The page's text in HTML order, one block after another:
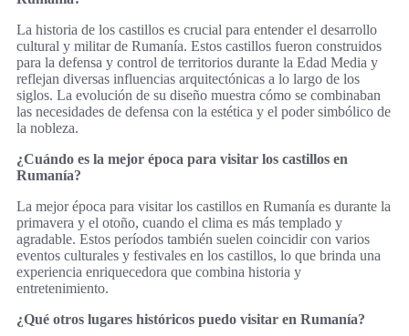
La historia de los castillos es crucial para entender el desarrollo
cultural y militar de Rumanía. Estos castillos fueron construidos
para la defensa y control de territorios durante la Edad Media y
reflejan diversas influencias arquitectónicas a lo largo de los
siglos. La evolución de su diseño muestra cómo se combinaban
las necesidades de defensa con la estética y el poder simbólico de
la nobleza.
¿Cuándo es la mejor época para visitar los castillos en
Rumanía?
La mejor época para visitar los castillos en Rumanía es durante la
primavera y el otoño, cuando el clima es más templado y
agradable. Estos períodos también suelen coincidir con varios
eventos culturales y festivales en los castillos, lo que brinda una
experiencia enriquecedora que combina historia y
entretenimiento.
¿Qué otros lugares históricos puedo visitar en Rumanía?